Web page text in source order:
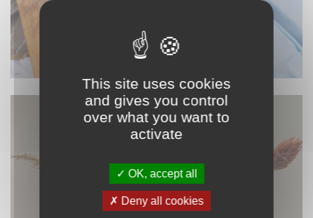
This site uses cookies
and gives you control
over what you want to
activate
OK, accept all
Deny all cookies